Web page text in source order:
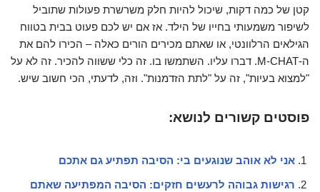
קטן של כמה דקות, שיכול להיות חלק משרשרת פעולות שתוביל
לשיפור משמעותי בחייו של הילד. אז אם יש לכם פעוט בבית בטווח
הגילאים הרלוונטי, או שאתם מכירים הורים כאלה – הכירו להם את
ה-M-CHAT. דברו עליו. השתמשו בו. זה כלי ששווה להכיר. זה לא על
"למצוא בעיות", זה על "לתת הזדמנות". וזה, לדעתי, הכי חשוב שיש.
פוסטים קשורים לנושא:
אני לא אוהב שנוגעים בי: הסיבה תפתיע גם אתכם
רגישות גבוהה לרעשים חזקים: הסיבה המפתיעה שאתם